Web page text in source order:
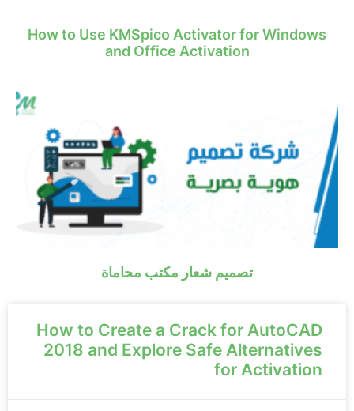
How to Use KMSpico Activator for Windows
and Office Activation
تصميم شعار مكتب محاماة
How to Create a Crack for AutoCAD
2018 and Explore Safe Alternatives
for Activation